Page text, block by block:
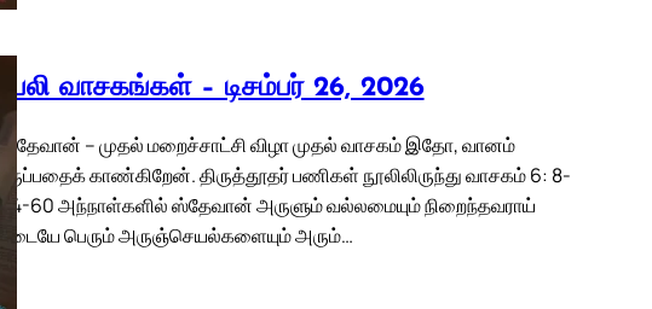
வாசகங்கள் – டிசம்பர் 26, 2026
ஸ்தேவான் – முதல் மறைச்சாட்சி விழா முதல் வாசகம் இதோ, வானம்
காண்கிறேன். திருத்தூதர் பணிகள் நூலிலிருந்து வாசகம் 6: 8-
54-60 அந்நாள்களில் ஸ்தேவான் அருளும் வல்லமையும் நிறைந்தவராய்
பெரும் அருஞ்செயல்களையும் அரும்…